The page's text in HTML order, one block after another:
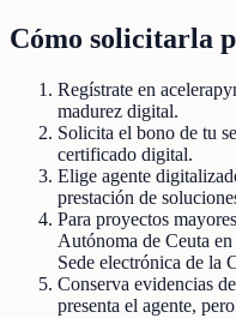
Cómo solicitarla
Regístrate en
madurez digital.
Solicita el bono de tu
certificado digital.
Elige agente
prestación de
Para proyectos
Autónoma de Ceuta
Sede electrónica de la
Conserva evidencias
presenta el agente,